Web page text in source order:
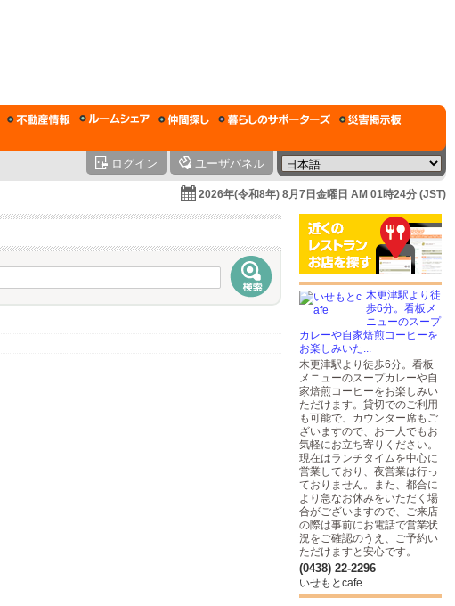
ログイン ユーザパネル
2026年(令和8年) 8月7日金曜日 AM 01時24分 (JST)
木更津駅より徒
歩6分。看板メ
ニューのスープ
カレーや自家焙煎コーヒーを
お楽しみいた...
木更津駅より徒歩6分。看板
メニューのスープカレーや自
家焙煎コーヒーをお楽しみい
ただけます。貸切でのご利用
も可能で、カウンター席もご
ざいますので、お一人でもお
気軽にお立ち寄りください。
現在はランチタイムを中心に
営業しており、夜営業は行っ
ておりません。また、都合に
より急なお休みをいただく場
合がございますので、ご来店
の際は事前にお電話で営業状
況をご確認のうえ、ご予約い
ただけますと安心です。
(0438) 22-2296
いせもとcafe